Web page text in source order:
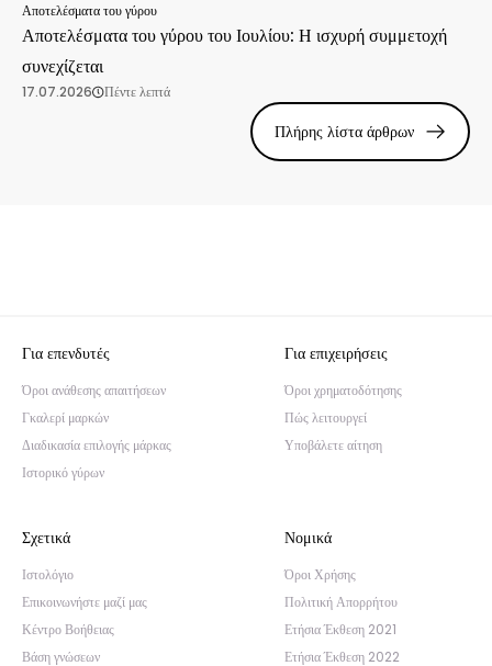
Αποτελέσματα του γύρου
Αποτελέσματα του γύρου του Ιουλίου: Η ισχυρή συμμετοχή
συνεχίζεται
17.07.2026 Πέντε λεπτά
Πλήρης λίστα άρθρων
Για επενδυτές
Όροι ανάθεσης απαιτήσεων
Γκαλερί μαρκών
Διαδικασία επιλογής μάρκας
Ιστορικό γύρων
Για επιχειρήσεις
Όροι χρηματοδότησης
Πώς λειτουργεί
Υποβάλετε αίτηση
Σχετικά
Ιστολόγιο
Επικοινωνήστε μαζί μας
Κέντρο Βοήθειας
Βάση γνώσεων
Νομικά
Όροι Χρήσης
Πολιτική Απορρήτου
Ετήσια Έκθεση 2021
Ετήσια Έκθεση 2022